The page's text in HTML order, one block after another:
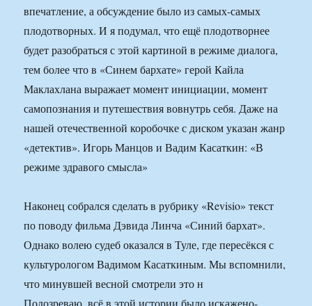
впечатление, а обсуждение было из самых-самых
плодотворных. И я подумал, что ещё плодотворнее
будет разобраться с этой картиной в режиме диалога,
тем более что в «Синем бархате» герой Кайла
Маклахлана выражает момент инициации, момент
самопознания и путешествия вовнутрь себя. Даже на
нашей отечественной коробочке с диском указан жанр
«детектив». Игорь Манцов и Вадим Касаткин: «В
режиме здравого смысла»
Наконец собрался сделать в рубрику «Revisio» текст
по поводу фильма Дэвида Линча «Синий бархат».
Однако волею судеб оказался в Туле, где пересёкся с
культурологом Вадимом Касаткиным. Мы вспомнили,
что минувшей весной смотрели это н